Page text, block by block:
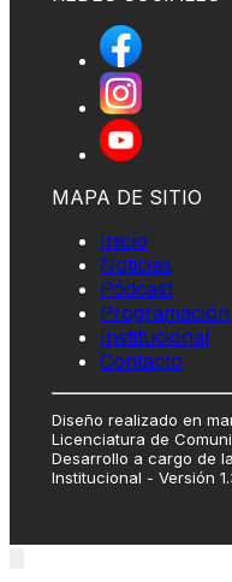
MAPA DE SITIO
Inicio
Noticias
Pódcast
Programación
Institucional
Contacto
Diseño realizado en
Licenciatura de
Desarrollo a cargo de
Institucional - Versión